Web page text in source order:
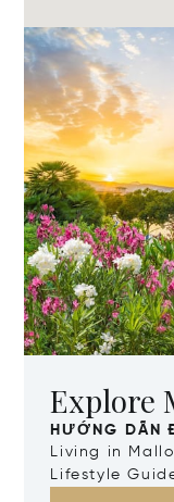
Explore
HƯỚNG DẪN
Living in
Lifestyle